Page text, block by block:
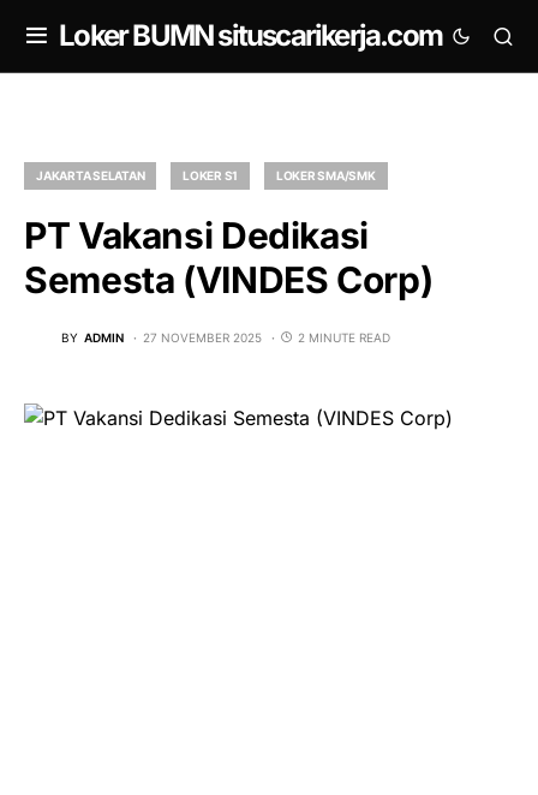
Loker BUMN situscarikerja.com
JAKARTA SELATAN LOKER S1 LOKER SMA/SMK
PT Vakansi Dedikasi
Semesta (VINDES Corp)
BY ADMIN 27 NOVEMBER 2025 2 MINUTE READ